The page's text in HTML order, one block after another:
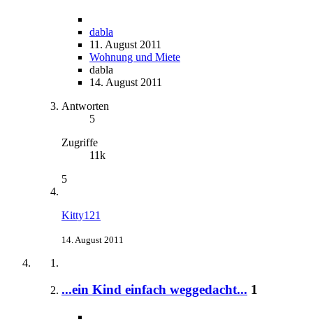
dabla
11. August 2011
Wohnung und Miete
dabla
14. August 2011
Antworten
5
Zugriffe
11k
5
Kitty121
14. August 2011
...ein Kind einfach weggedacht... 1